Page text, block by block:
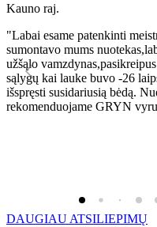
Kauno raj.
"Labai esame patenkinti
sumontavo mums
užšąlo
sąlygų kai lauke buvo -26
išspręsti susidariusią bėdą.
rekomenduojame GRYN
DAUGIAU ATSILIEPIMŲ